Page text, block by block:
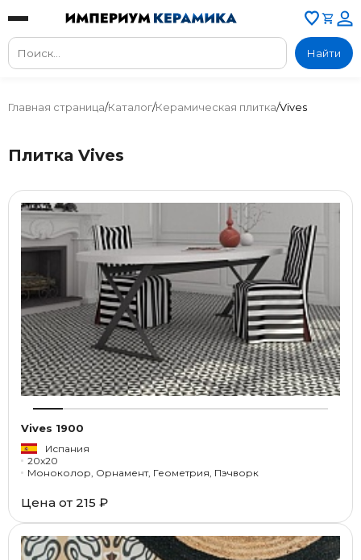
Найти
Главная страница/Каталог/Керамическая плитка/Vives
Плитка Vives
Vives 1900
Испания
20x20
Моноколор, Орнамент, Геометрия, Пэчворк
Цена от 215 ₽